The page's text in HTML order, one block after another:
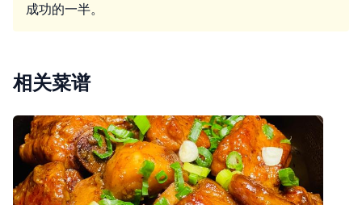
成功的一半。
相关菜谱